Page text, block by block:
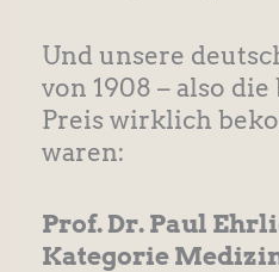
Und unsere
von 1908 – also
Preis wirklich
waren:
Prof. Dr. Paul
Kategorie